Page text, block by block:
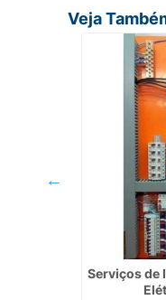
Veja
Serviços de